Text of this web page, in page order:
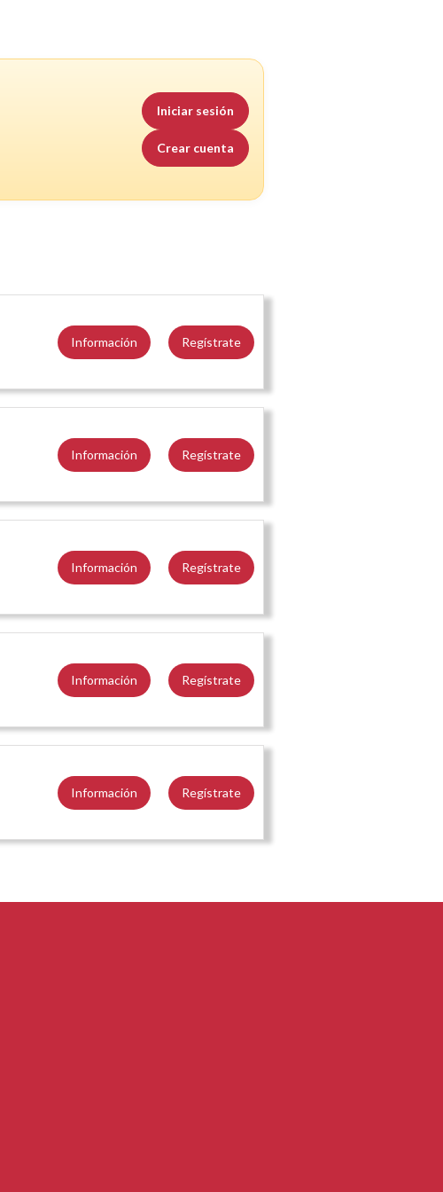
Iniciar sesión
Crear cuenta
Información Regístrate
Información Regístrate
Información Regístrate
Información Regístrate
Información Regístrate